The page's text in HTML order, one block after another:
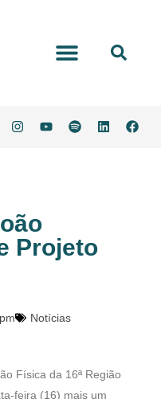
Projeto
Notícias
Física da 16ª Região
feira (16) mais um